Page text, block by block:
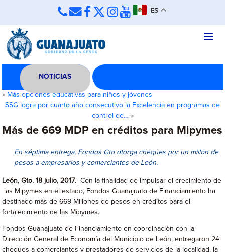
ES
NOTICIAS
« Más opciones educativas para niños y jóvenes
SSG logra por cuarto año consecutivo la Excelencia en programas de
control de… »
Más de 669 MDP en créditos para Mipymes
En séptima entrega, Fondos Gto otorga cheques por un millón de
pesos a empresarios y comerciantes de León.
León, Gto. 18 julio, 2017.- Con la finalidad de impulsar el crecimiento de
las Mipymes en el estado, Fondos Guanajuato de Financiamiento ha
destinado más de 669 Millones de pesos en créditos para el
fortalecimiento de las Mipymes.
Fondos Guanajuato de Financiamiento en coordinación con la
Dirección General de Economía del Municipio de León, entregaron 24
cheques a comerciantes y prestadores de servicios de la localidad, la